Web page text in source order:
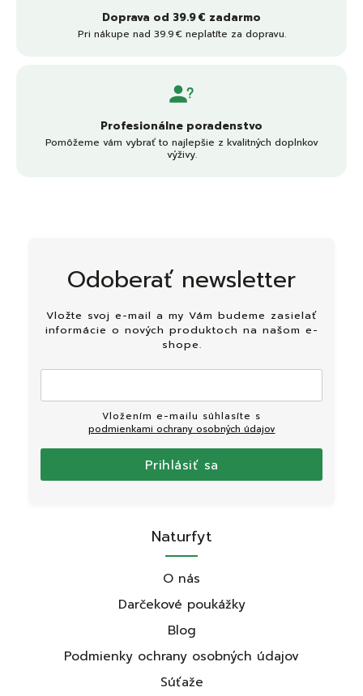
Doprava od 39.9 € zadarmo
Pri nákupe nad 39.9 € neplatíte za dopravu.
Profesionálne poradenstvo
Pomôžeme vám vybrať to najlepšie z kvalitných doplnkov
výživy.
Odoberať newsletter
Vložte svoj e-mail a my Vám budeme zasielať
informácie o nových produktoch na našom e-
shope.
podmienkami ochrany osobných údajov
Prihlásiť sa
Naturfyt
O nás
Darčekové poukážky
Blog
Podmienky ochrany osobných údajov
Súťaže